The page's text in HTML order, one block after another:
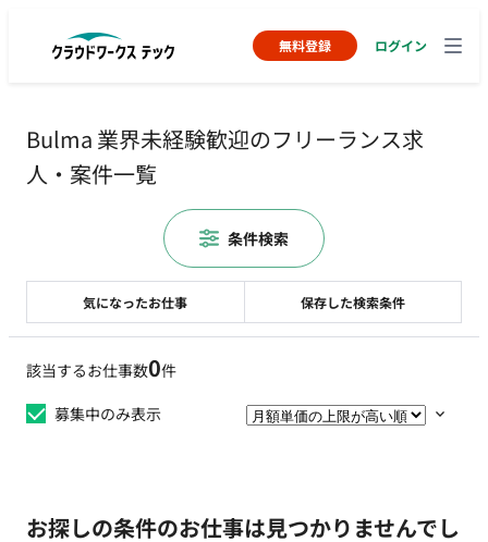
無料登録 ログイン
Bulma 業界未経験歓迎のフリーランス求
人・案件一覧
該当するお仕事数0件
募集中のみ表示
お探しの条件のお仕事は見つかりませんでし
気になったお仕事 保存した検索条件
条件検索